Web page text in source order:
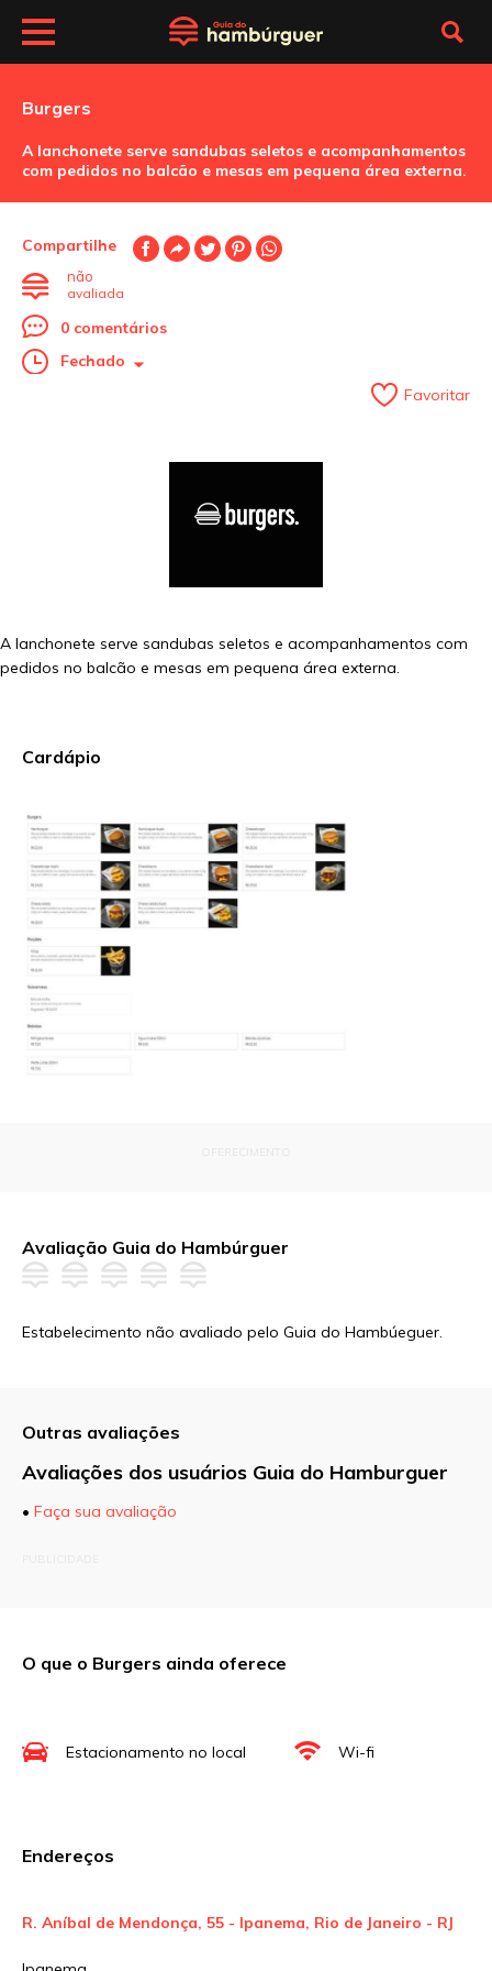
Burgers
A lanchonete serve sandubas seletos e acompanhamentos
com pedidos no balcão e mesas em pequena área externa.
Compartilhe
não
avaliada
0 comentários
Fechado
Favoritar
A lanchonete serve sandubas seletos e acompanhamentos com
pedidos no balcão e mesas em pequena área externa.
Cardápio
Avaliação Guia do Hambúrguer
Estabelecimento não avaliado pelo Guia do Hambúeguer.
Outras avaliações
Avaliações dos usuários Guia do Hamburguer
• Faça sua avaliação
Nome*
O que o Burgers ainda oferece
Estacionamento no local Wi-fi
Endereços
R. Aníbal de Mendonça, 55 - Ipanema, Rio de Janeiro - RJ